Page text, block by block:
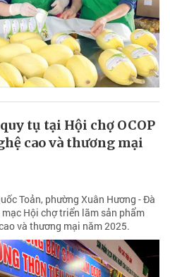
tụ tại Hội chợ OCOP
cao và thương mại
Toản, phường Xuân Hương - Đà
Hội chợ triển lãm sản phẩm
và thương mại năm 2025.